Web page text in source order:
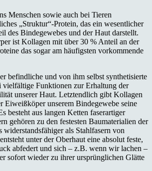
Menschen sowie auch bei Tieren
„Struktur“-Protein, das ein wesentlicher
des Bindegewebes und der Haut darstellt.
ist Kollagen mit über 30 % Anteil an der
das sogar am häufigsten vorkommende
befindliche und von ihm selbst synthetisierte
Funktionen zur Erhaltung der
unserer Haut. Letztendlich gibt Kollagen
Eiweißköper unserem Bindegewebe seine
besteht aus langen Ketten faserartiger
gehören zu den festesten Baumaterialien der
widerstandsfähiger als Stahlfasern von
unter der Oberhaut eine absolut feste,
abfedert und sich – z.B. wenn wir lachen –
sofort wieder zu ihrer ursprünglichen Glätte